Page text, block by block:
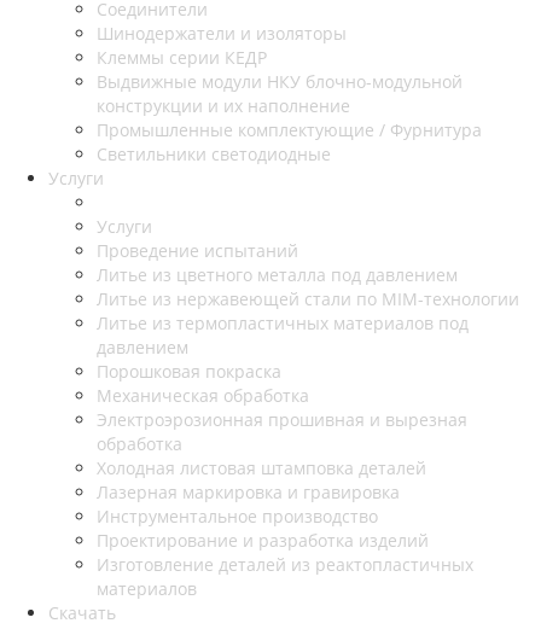
Соединители
Шинодержатели и изоляторы
Клеммы серии КЕДР
Выдвижные модули НКУ блочно-модульной
конструкции и их наполнение
Промышленные комплектующие / Фурнитура
Светильники светодиодные
Услуги
Услуги
Проведение испытаний
Литье из цветного металла под давлением
Литье из нержавеющей стали по MIM-технологии
Литье из термопластичных материалов под
давлением
Порошковая покраска
Механическая обработка
Электроэрозионная прошивная и вырезная
обработка
Холодная листовая штамповка деталей
Лазерная маркировка и гравировка
Инструментальное производство
Проектирование и разработка изделий
Изготовление деталей из реактопластичных
материалов
Скачать